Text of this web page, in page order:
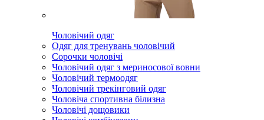
Чоловічий одяг
Одяг для тренувань чоловічий
Сорочки чоловічі
Чоловічий одяг з мериносової вовни
Чоловічий термоодяг
Чоловічий трекінговий одяг
Чоловіча спортивна білизна
Чоловічі дощовики